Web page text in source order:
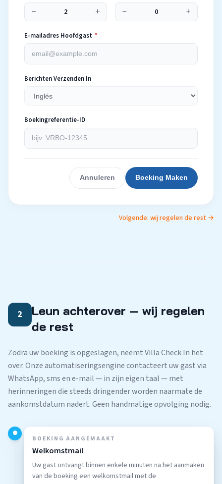
− 2 + − 0 +
E-mailadres Hoofdgast *
Berichten Verzenden In
Boekingreferentie-ID
Annuleren Boeking Maken
Volgende: wij regelen de rest →
2
Leun achterover — wij regelen
de rest
Zodra uw boeking is opgeslagen, neemt Villa Check In het
over. Onze automatiseringsengine contacteert uw gast via
WhatsApp, sms en e-mail — in zijn eigen taal — met
herinneringen die steeds dringender worden naarmate de
aankomstdatum nadert. Geen handmatige opvolging nodig.
●
BOEKING AANGEMAAKT
Welkomstmail
Uw gast ontvangt binnen enkele minuten na het aanmaken
van de boeking een welkomstmail met de